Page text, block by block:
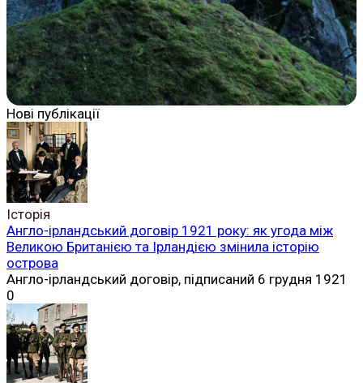
Нові публікації
Історія
Англо-ірландський договір 1921 року: як угода між
Великою Британією та Ірландією змінила історію
острова
Англо-ірландський договір, підписаний 6 грудня 1921
0